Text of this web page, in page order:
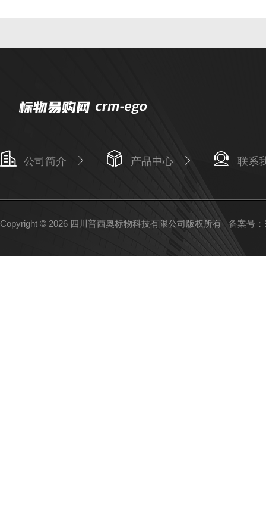
公司简介 产品中心 联系
Copyright © 2026 四川普西奥标物科技有限公司版权所有 备案号：